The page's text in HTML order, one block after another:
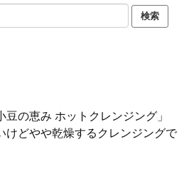
豆の恵み ホットクレンジング」
けどやや乾燥するクレンジングで